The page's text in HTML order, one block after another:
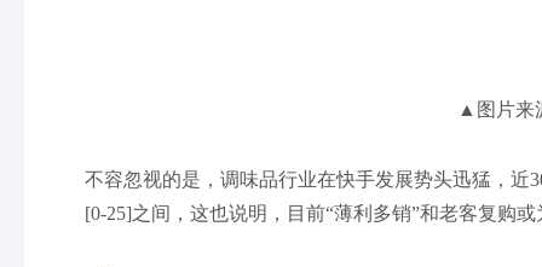
▲图片来
不容忽视的是，调味品行业在快手发展势头迅猛，近
[0-25]之间，这也说明，目前“薄利多销”和老客复购